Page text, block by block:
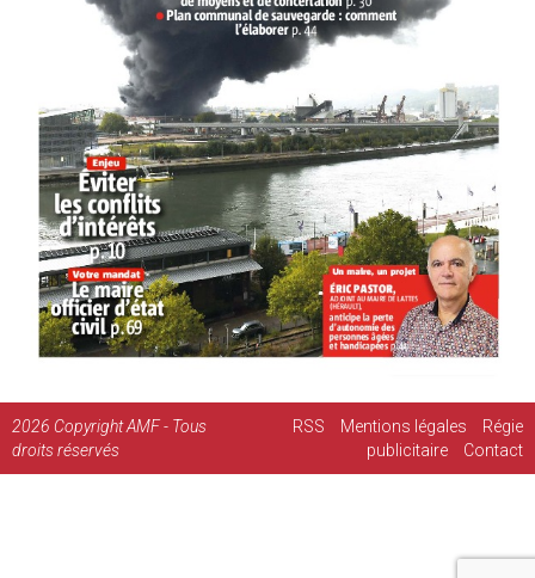
2026 Copyright AMF - Tous
droits réservés
RSS Mentions légales
Régie
publicitaire
Contact